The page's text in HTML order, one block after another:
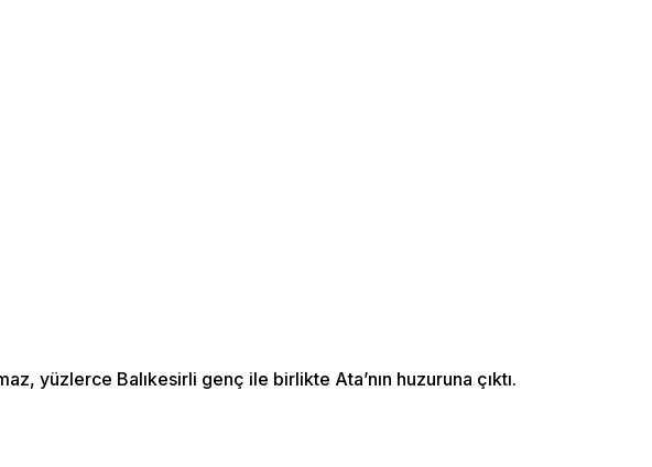
yüzlerce Balıkesirli genç ile birlikte Ata’nın huzuruna çıktı.